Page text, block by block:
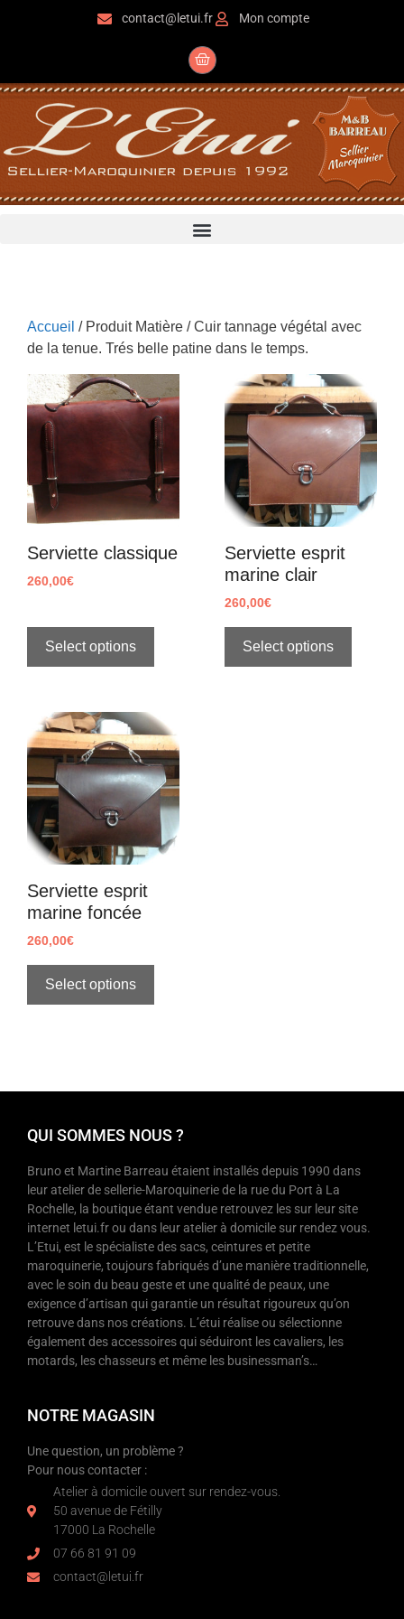
contact@letui.fr Mon compte
Accueil / Produit Matière / Cuir tannage végétal avec
de la tenue. Trés belle patine dans le temps.
Serviette classique
260,00€
Select options
Serviette esprit
marine clair
260,00€
Select options
Serviette esprit
marine foncée
260,00€
Select options
QUI SOMMES NOUS ?
Bruno et Martine Barreau étaient installés depuis 1990 dans
leur atelier de sellerie-Maroquinerie de la rue du Port à La
Rochelle, la boutique étant vendue retrouvez les sur leur site
internet letui.fr ou dans leur atelier à domicile sur rendez vous.
L’Etui, est le spécialiste des sacs, ceintures et petite
maroquinerie, toujours fabriqués d’une manière traditionnelle,
avec le soin du beau geste et une qualité de peaux, une
exigence d’artisan qui garantie un résultat rigoureux qu’on
retrouve dans nos créations. L’étui réalise ou sélectionne
également des accessoires qui séduiront les cavaliers, les
motards, les chasseurs et même les businessman’s…
NOTRE MAGASIN
Une question, un problème ?
Pour nous contacter :
Atelier à domicile ouvert sur rendez-vous.
50 avenue de Fétilly
17000 La Rochelle
07 66 81 91 09
contact@letui.fr